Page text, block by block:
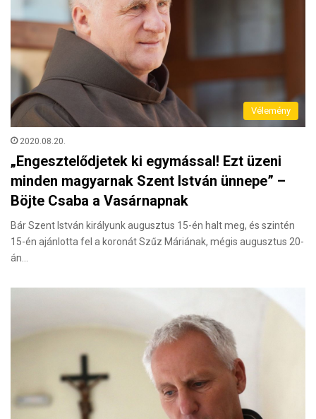
Vélemény
2020.08.20.
„Engesztelődjetek ki egymással! Ezt üzeni
minden magyarnak Szent István ünnepe” –
Böjte Csaba a Vasárnapnak
Bár Szent István királyunk augusztus 15-én halt meg, és szintén
15-én ajánlotta fel a koronát Szűz Máriának, mégis augusztus 20-
án…